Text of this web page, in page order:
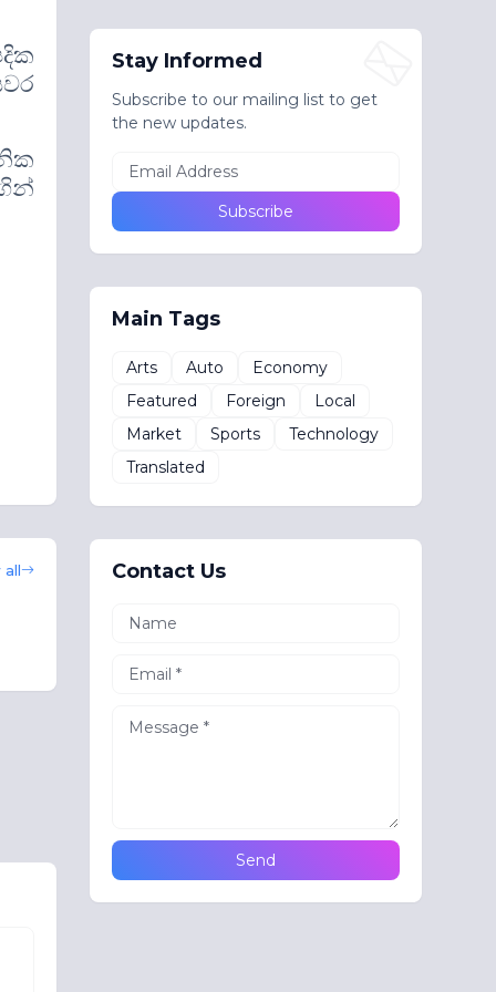
all
Stay Informed
Subscribe to our mailing list to get
the new updates.
Main Tags
Arts Auto
Economy
Featured
Foreign
Local
Market
Sports
Technology
Translated
Contact Us